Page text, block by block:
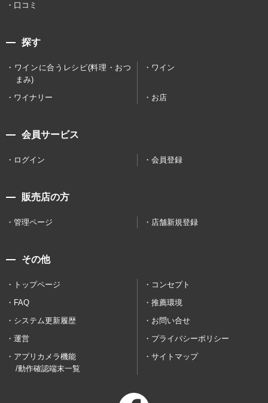
口コミ
探す
ワインに合うレシピ(料理・おつ
まみ)
ワイン
ワイナリー お店
会員サービス
ログイン 会員登録
販売店の方
管理ページ 店舗新規登録
その他
トップページ
コンセプト
FAQ
推薦環境
システム更新履歴
お問い合せ
運営
プライバシーポリシー
アプリカメラ機能
/動作確認端末一覧
サイトマップ